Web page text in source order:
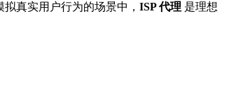
真实用户行为的场景中， ISP 代理 是理想